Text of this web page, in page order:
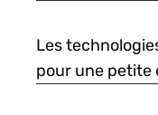
Les
pour une petite